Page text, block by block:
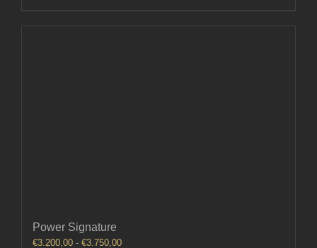
Power Signature
€3.200,00 - €3.750,00Fascia